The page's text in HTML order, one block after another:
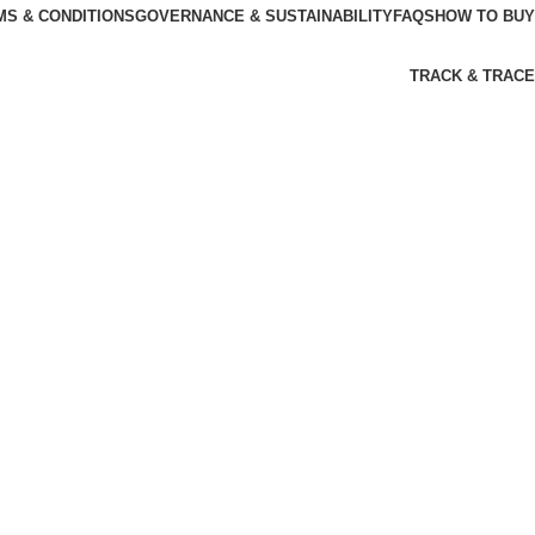
& CONDITIONSGOVERNANCE & SUSTAINABILITYFAQS HOW TO BUY
TRACK & TRACE